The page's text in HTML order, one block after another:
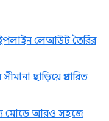
লেআউট তৈরির
ছাড়িয়ে প্রসারিত
মোডে আরও সহজে